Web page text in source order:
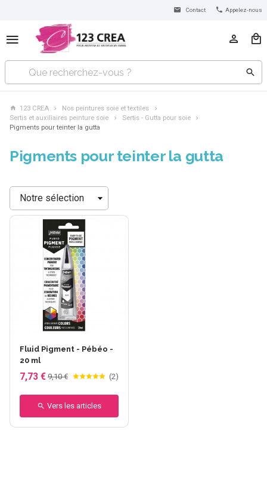
Contact Appelez-nous
123 CREA
Nos peintures soie et textiles
Sertis et auxiliaires peinture soie
Sertis - Gutta pour soie
Pigments pour teinter la gutta
Pigments pour teinter la gutta
Trier
Fluid Pigment - Pébéo -
20 ml
7,73 € 9,10 € (2)
Vers les articles